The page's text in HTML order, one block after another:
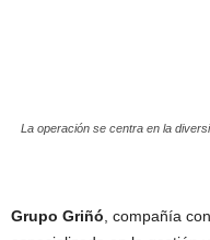
La operación se centra en la
Grupo Griñó , compañía